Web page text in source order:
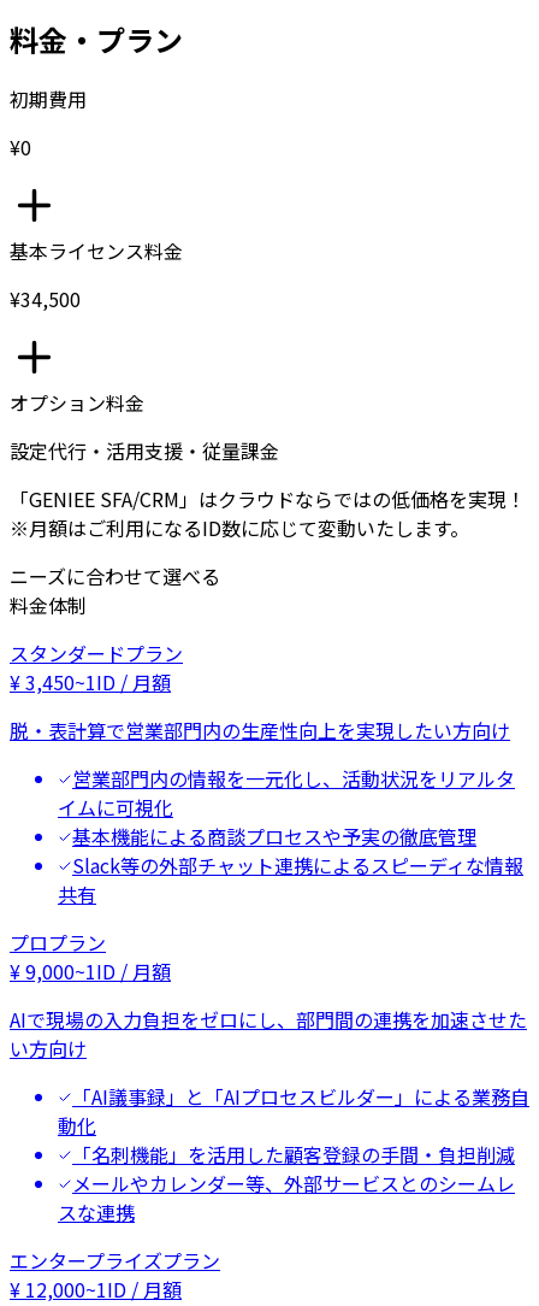
料金・プラン
初期費用
¥0
基本ライセンス料金
¥34,500
オプション料金
設定代行・活用支援・従量課金
「GENIEE SFA/CRM」はクラウドならではの低価格を実現！
※月額はご利用になるID数に応じて変動いたします。
ニーズに合わせて選べる
料金体制
スタンダードプラン
¥3,450~1ID / 月額
脱・表計算で営業部門内の生産性向上を実現したい方向け
営業部門内の情報を一元化し、活動状況をリアルタ
イムに可視化
基本機能による商談プロセスや予実の徹底管理
Slack等の外部チャット連携によるスピーディな情報
共有
プロプラン
¥9,000~1ID / 月額
AIで現場の入力負担をゼロにし、部門間の連携を加速させた
い方向け
「AI議事録」と「AIプロセスビルダー」による業務自
動化
「名刺機能」を活用した顧客登録の手間・負担削減
メールやカレンダー等、外部サービスとのシームレ
スな連携
エンタープライズプラン
¥ 12,000~1ID / 月額